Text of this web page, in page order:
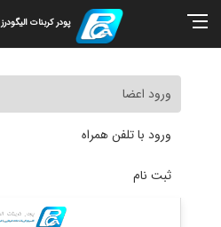
پودر کربنات الیگودرز
ورود اعضا
ورود با تلفن همراه
ثبت نام